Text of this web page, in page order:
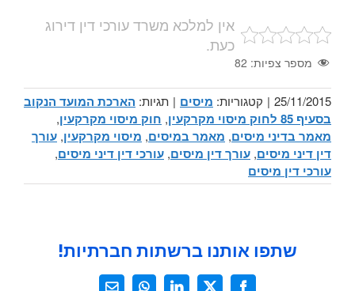
אין למלכא משרד עורכי דין דירוג
כעת.
מספר צפיות: 82
25/11/2015
| קטגוריות: מיסים | תגיות: הארכת המועד הנקוב
בסעיף 85 לחוק מיסוי מקרקעין
, חוק מיסוי מקרקעין,
מאמר בדיני מיסים, מאמר במיסים, מיסוי מקרקעין, עורך
דין דיני מיסים, עורך דין מיסים, עורכי דין דיני מיסים,
עורכי דין מיסים
שתפו אותנו ברשתות חברתיות!